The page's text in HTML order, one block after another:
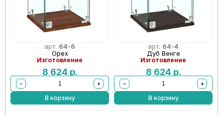
арт. 64-6
Орех
Изготовление
8 624 р.
−
+
В корзину
арт. 64-4
Дуб Венге
Изготовление
8 624 р.
−
+
В корзину